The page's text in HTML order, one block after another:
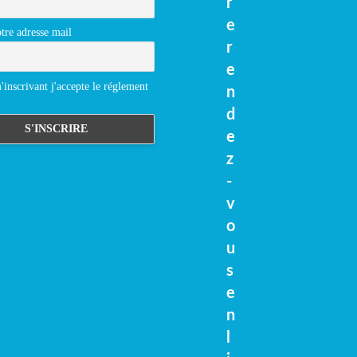
adresse mail
j'accepte le réglement
r
e
r
e
n
d
e
z
-
v
o
u
s
e
n